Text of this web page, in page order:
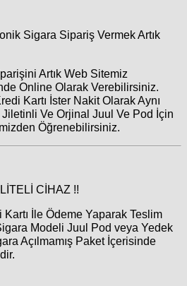
Sigara Sipariş Vermek Artık
Artık Web Sitemiz
Online Olarak Verebilirsiniz.
Kartı İster Nakit Olarak Aynı
Ve Orjinal Juul Ve Pod İçin
Öğrenebilirsiniz.
CİHAZ !!
İle Ödeme Yaparak Teslim
Modeli Juul Pod veya Yedek
Açılmamış Paket İçerisinde